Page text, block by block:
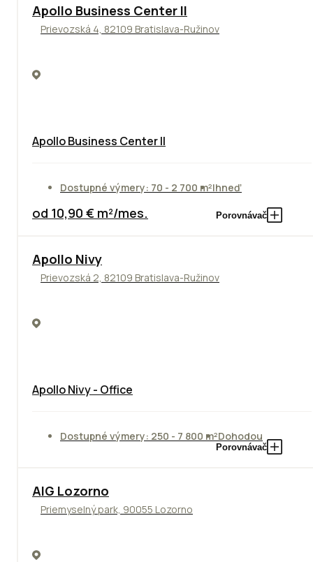
TOP NOVINKA ODPORÚČAME
Apollo Business Center II
Prievozská 4, 82109 Bratislava-Ružinov
Apollo Business Center II
Dostupné výmery: 70 - 2 700 m²Ihneď
od 10,90 € m²/mes. Porovnávač
Apollo Nivy
Prievozská 2, 82109 Bratislava-Ružinov
Apollo Nivy - Office
Dostupné výmery: 250 - 7 800 m²Dohodou
Porovnávač
TOP
AIG Lozorno
Priemyselný park, 90055 Lozorno